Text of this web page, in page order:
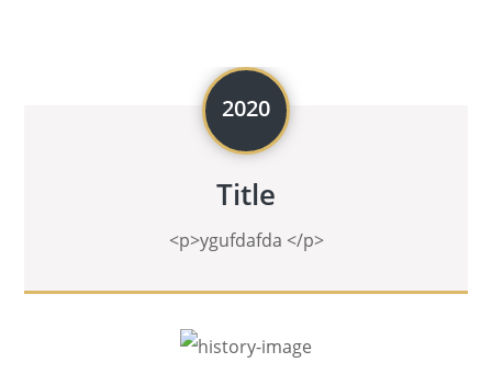
Title
<p>ygufdafda </p>
2020